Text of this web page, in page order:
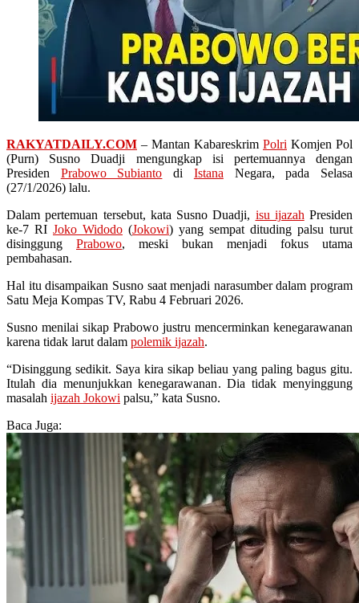
RAKYATDAILY.COM – Mantan Kabareskrim Polri Komjen Pol
(Purn) Susno Duadji mengungkap isi pertemuannya dengan
Presiden Prabowo Subianto di Istana Negara, pada Selasa
(27/1/2026) lalu.
Dalam pertemuan tersebut, kata Susno Duadji, isu ijazah Presiden
ke-7 RI Joko Widodo (Jokowi) yang sempat dituding palsu turut
disinggung Prabowo, meski bukan menjadi fokus utama
pembahasan.
Hal itu disampaikan Susno saat menjadi narasumber dalam program
Satu Meja Kompas TV, Rabu 4 Februari 2026.
Susno menilai sikap Prabowo justru mencerminkan kenegarawanan
karena tidak larut dalam polemik ijazah.
“Disinggung sedikit. Saya kira sikap beliau yang paling bagus gitu.
Itulah dia menunjukkan kenegarawanan. Dia tidak menyinggung
masalah ijazah Jokowi palsu,” kata Susno.
Baca Juga: